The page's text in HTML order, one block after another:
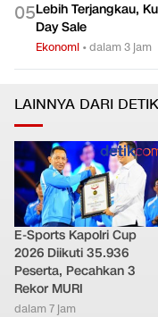
05Lebih Terjangkau,
Day Sale
Ekonomi •dalam 3 jam
LAINNYA DARI
E-Sports Kapolri Cup
2026 Diikuti 35.936
Peserta, Pecahkan 3
Rekor MURI
dalam 7 jam